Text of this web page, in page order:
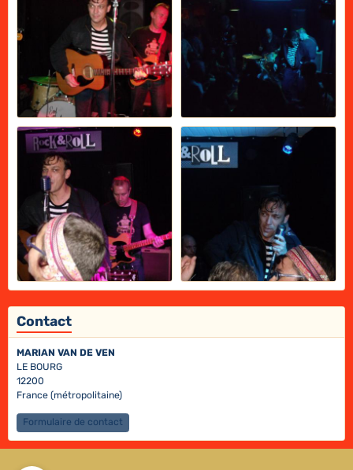
Contact
MARIAN VAN DE VEN
LE BOURG
12200
France (métropolitaine)
Formulaire de contact